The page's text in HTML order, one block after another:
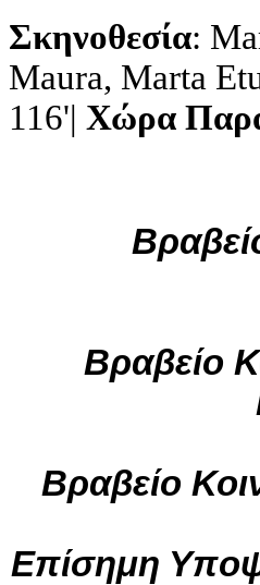
Σκηνοθεσία:
Maura, Marta
116'| Χώρα
Βραβείο
Βραβείο
Επίσημη